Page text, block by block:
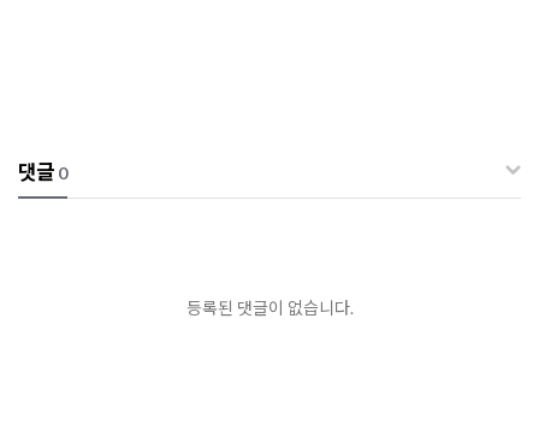
댓글 0
등록된 댓글이 없습니다.